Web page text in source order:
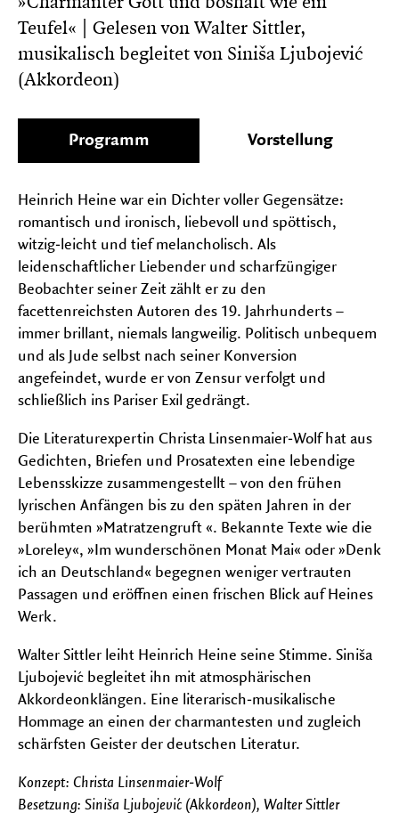
FESTIVALS
Teufel« | Gelesen von Walter Sittler,
musikalisch begleitet von Siniša Ljubojević
(Akkordeon)
Programm Vorstellung
Heinrich Heine war ein Dichter voller Gegensätze:
romantisch und ironisch, liebevoll und spöttisch,
witzig‑leicht und tief melancholisch. Als
leidenschaftlicher Liebender und scharfzüngiger
Beobachter seiner Zeit zählt er zu den
facettenreichsten Autoren des 19. Jahrhunderts –
immer brillant, niemals langweilig. Politisch unbequem
und als Jude selbst nach seiner Konversion
angefeindet, wurde er von Zensur verfolgt und
schließlich ins Pariser Exil gedrängt.
Die Literaturexpertin Christa Linsenmaier‑Wolf hat aus
Gedichten, Briefen und Prosatexten eine lebendige
Lebensskizze zusammengestellt – von den frühen
lyrischen Anfängen bis zu den späten Jahren in der
berühmten »Matratzengruft «. Bekannte Texte wie die
»Loreley«, »Im wunderschönen Monat Mai« oder »Denk
ich an Deutschland« begegnen weniger vertrauten
Passagen und eröffnen einen frischen Blick auf Heines
Werk.
Walter Sittler leiht Heinrich Heine seine Stimme. Siniša
Ljubojević begleitet ihn mit atmosphärischen
Akkordeonklängen. Eine literarisch‑musikalische
Hommage an einen der charmantesten und zugleich
schärfsten Geister der deutschen Literatur.
Konzept: Christa Linsenmaier‑Wolf
Besetzung: Siniša Ljubojević (Akkordeon), Walter Sittler